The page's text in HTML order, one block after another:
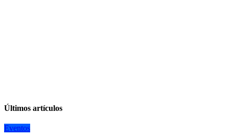
Últimos artículos
Eventos